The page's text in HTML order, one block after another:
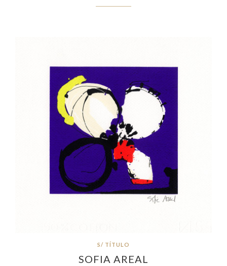
S/ TÍTULO
SOFIA AREAL